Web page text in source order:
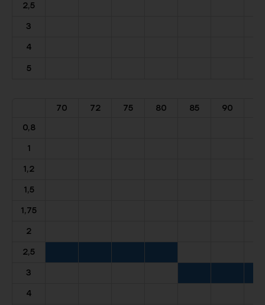
2,5
3
4
5
70 72 75 80 85 90
0,8
1
1,2
1,5
1,75
2
2,5
3
4